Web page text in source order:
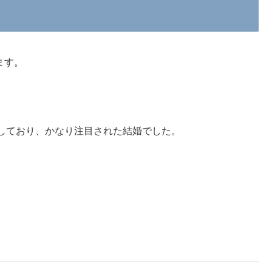
。
おり、かなり注目された結婚でした。